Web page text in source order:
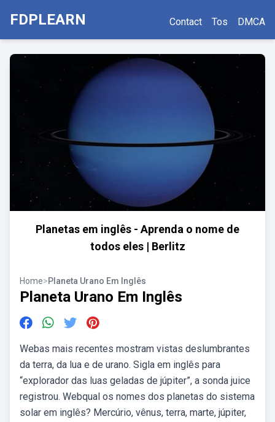
FDPLEARN Contact Tos DMCA
Planetas em inglês - Aprenda o nome de
todos eles | Berlitz
Home>Planeta Urano Em Inglês
Planeta Urano Em Inglês
Webas mais recentes mostram vistas deslumbrantes
da terra, da lua e de urano. Sigla em inglês para
“explorador das luas geladas de júpiter”, a sonda juice
registrou. Webqual os nomes dos planetas do sistema
solar em inglês? Mercúrio, vênus, terra, marte, júpiter,